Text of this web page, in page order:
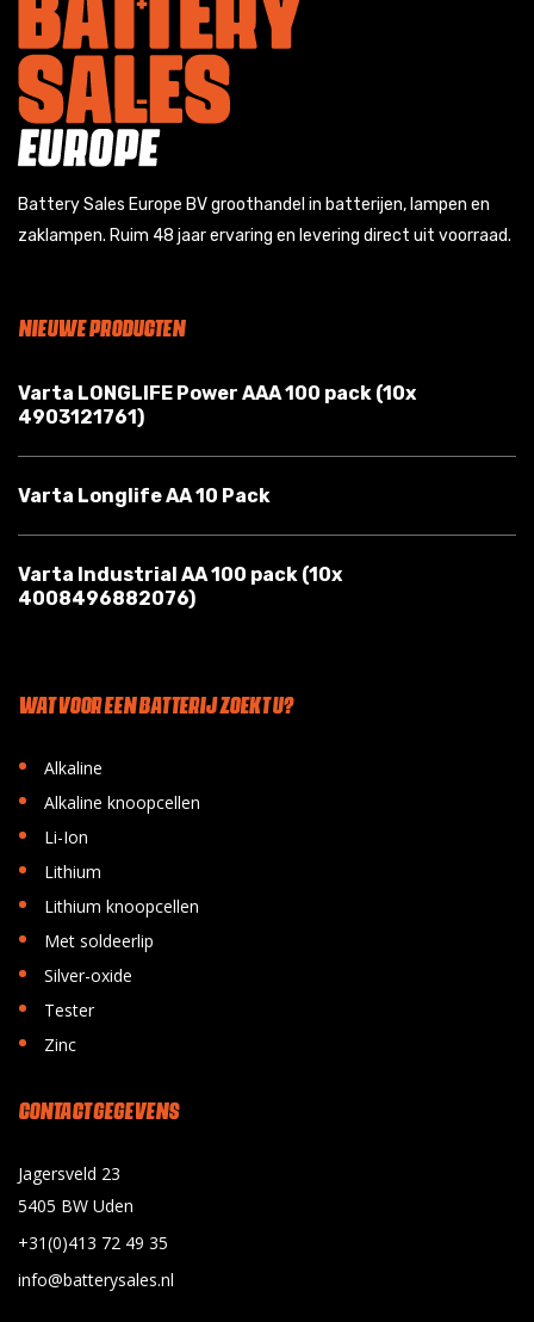
Battery Sales Europe BV groothandel in batterijen, lampen en
zaklampen. Ruim 48 jaar ervaring en levering direct uit voorraad.
NIEUWE PRODUCTEN
Varta LONGLIFE Power AAA 100 pack (10x
4903121761)
Varta Longlife AA 10 Pack
Varta Industrial AA 100 pack (10x
4008496882076)
WAT VOOR EEN BATTERIJ ZOEKT U?
• Alkaline
• Alkaline knoopcellen
• Li-Ion
• Lithium
• Lithium knoopcellen
• Met soldeerlip
• Silver-oxide
• Tester
• Zinc
CONTACT GEGEVENS
Jagersveld 23
5405 BW Uden
+31(0)413 72 49 35
info@batterysales.nl